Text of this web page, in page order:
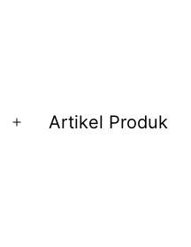
Buka
Artikel Produk